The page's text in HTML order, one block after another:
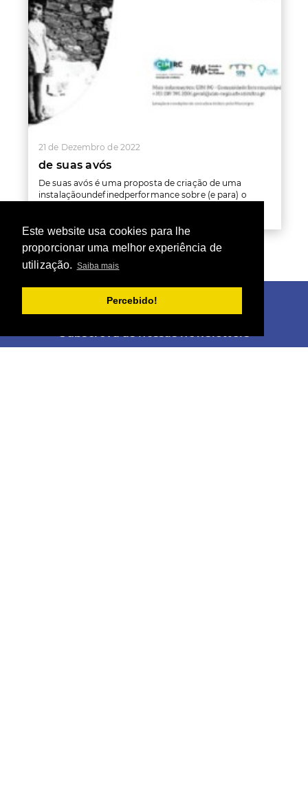
Este website usa cookies para lhe
proporcionar uma melhor experiência de
utilização. Saiba mais
Percebido!
21 de Dezembro de 2022
de suas avós
De suas avós é uma proposta de criação de uma
instalaçãoundefinedperformance sobre (e para) o
Subscreva as nossas newsletters